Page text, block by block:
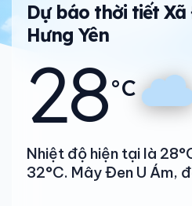
Dự báo thời tiết
Hưng Yên
28°C
Nhiệt độ hiện tại là
32°C. Mây Đen U Ám,